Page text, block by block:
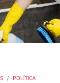
POLÍTICA